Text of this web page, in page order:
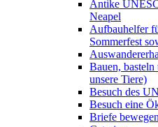
Antike
Neapel
Aufbauhelfer
Sommerfest
Bauen,
unsere Tiere)
Besuch des
Besuch eine
Briefe